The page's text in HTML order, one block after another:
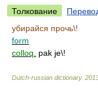
Толкование
убирайся прочь\!
form
colloq.
pak je\!
Dutch-russian dictionary.